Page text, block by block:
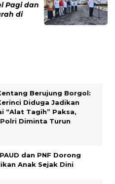
Pagi dan
di
Berujung Borgol:
Diduga Jadikan
“Alat Tagih” Paksa,
Diminta Turun
dan PNF Dorong
Anak Sejak Dini